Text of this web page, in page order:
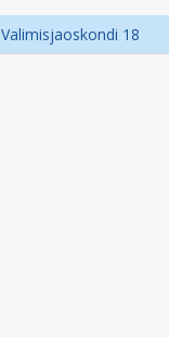
Valimisjaoskondi 18